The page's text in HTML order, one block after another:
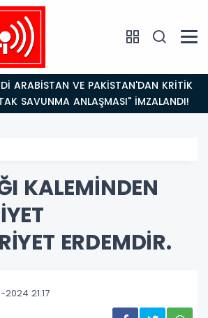
SAVUNMA ANLAŞMASI" İMZALANDI!
KALEMİNDEN
ERDEMDİR.
21:17